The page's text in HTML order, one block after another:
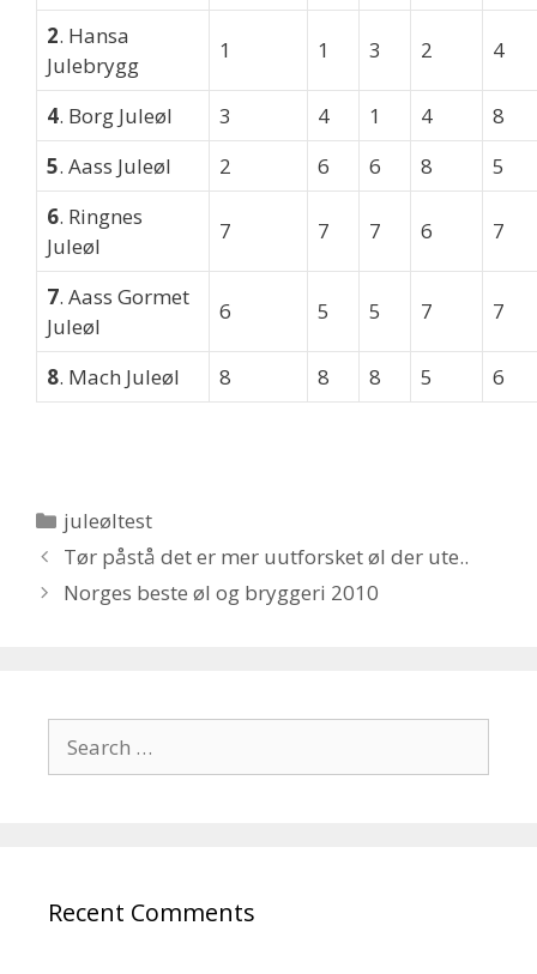
2. Hansa
Julebrygg
1 1 3 2 4
4. Borg Juleøl 3 4 1 4
8
5. Aass Juleøl 2 6 6 8
5
6. Ringnes
Juleøl
7 7 7 6 7
7. Aass Gormet
Juleøl
6 5 5 7 7
8. Mach Juleøl 8 8 8 5 6
Categories
juleøltest
Tør påstå det er mer uutforsket øl der ute..
Norges beste øl og bryggeri 2010
for:
Recent Comments